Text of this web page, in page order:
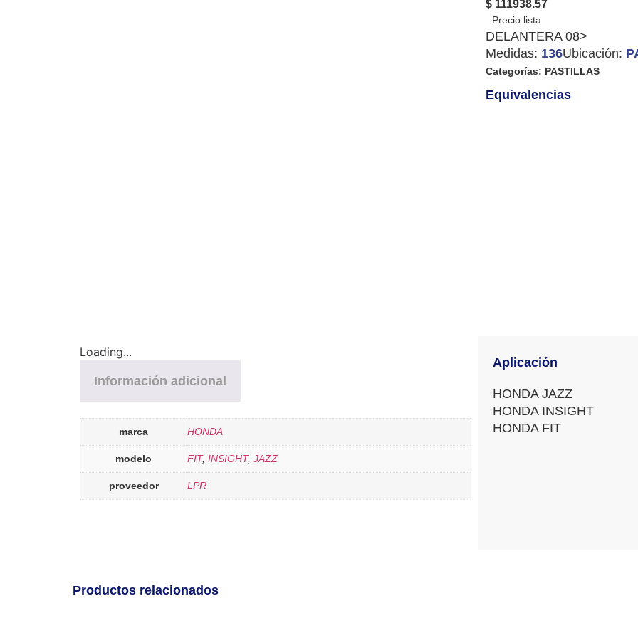
$ 111938.57
DELANTERA 08>
Medidas: 136Ubicación:
Categorías: PASTILLAS
Equivalencias
Loading...
Información adicional
marca HONDA
modelo FIT, INSIGHT, JAZZ
proveedor LPR
Aplicación
HONDA JAZZ
HONDA INSIGHT
HONDA FIT
Productos relacionados